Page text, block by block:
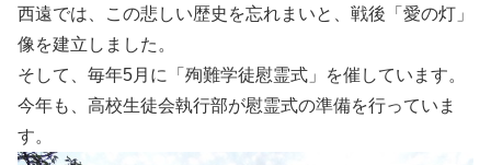
西遠では、この悲しい歴史を忘れまいと、戦後「愛の灯」
像を建立しました。
そして、毎年5月に「殉難学徒慰霊式」を催しています。
今年も、高校生徒会執行部が慰霊式の準備を行っていま
す。